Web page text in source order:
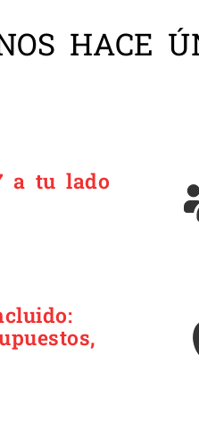
HACE
a tu lado